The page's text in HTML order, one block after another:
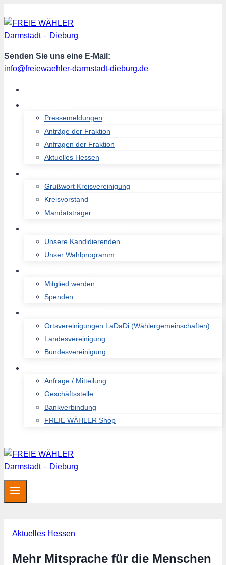
Inhalt
springen
Senden Sie uns eine E-Mail:
info@freiewaehler-darmstadt-dieburg.de
Pressemeldungen
Anträge der Fraktion
Anfragen der Fraktion
Aktuelles Hessen
Grußwort Kreisvereinigung
Kreisvorstand
Mandatsträger
Unsere Kandidierenden
Unser Wahlprogramm
Mitglied werden
Spenden
Ortsvereinigungen LaDaDi (Wählergemeinschaften)
Landesvereinigung
Bundesvereinigung
Anfrage / Mitteilung
Geschäftsstelle
Bankverbindung
FREIE WÄHLER Shop
Aktuelles Hessen
Mehr Mitsprache für die Menschen